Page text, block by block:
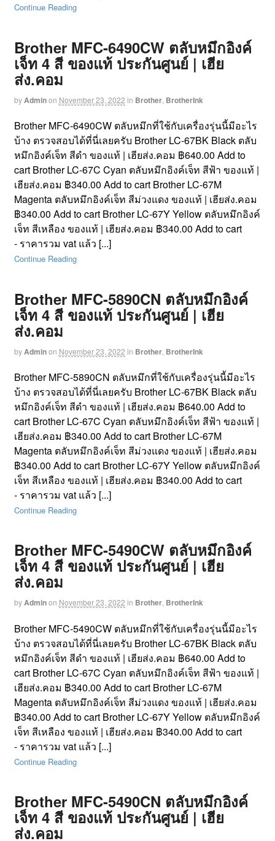
Continue Reading
Brother MFC-6490CW ตลับหมึกอิงค์
เจ็ท 4 สี ของแท้ ประกันศูนย์ | เฮีย
ส่ง.คอม
byAdminon November 23, 2022 in Brother, BrotherInk
Brother MFC-6490CW ตลับหมึกที่ใช้กับเครื่องรุ่นนี้มีอะไร
บ้าง ตรวจสอบได้ที่นี่เลยครับ Brother LC-67BK Black ตลับ
หมึกอิงค์เจ็ท สีดำ ของแท้ | เฮียส่ง.คอม ฿640.00 Add to
cart Brother LC-67C Cyan ตลับหมึกอิงค์เจ็ท สีฟ้า ของแท้ |
เฮียส่ง.คอม ฿340.00 Add to cart Brother LC-67M
Magenta ตลับหมึกอิงค์เจ็ท สีม่วงแดง ของแท้ | เฮียส่ง.คอม
฿340.00 Add to cart Brother LC-67Y Yellow ตลับหมึกอิงค์
เจ็ท สีเหลือง ของแท้ | เฮียส่ง.คอม ฿340.00 Add to cart
- ราคารวม vat แล้ว [...]
Continue Reading
Brother MFC-5890CN ตลับหมึกอิงค์
เจ็ท 4 สี ของแท้ ประกันศูนย์ | เฮีย
ส่ง.คอม
byAdminon November 23, 2022 in Brother, BrotherInk
Brother MFC-5890CN ตลับหมึกที่ใช้กับเครื่องรุ่นนี้มีอะไร
บ้าง ตรวจสอบได้ที่นี่เลยครับ Brother LC-67BK Black ตลับ
หมึกอิงค์เจ็ท สีดำ ของแท้ | เฮียส่ง.คอม ฿640.00 Add to
cart Brother LC-67C Cyan ตลับหมึกอิงค์เจ็ท สีฟ้า ของแท้ |
เฮียส่ง.คอม ฿340.00 Add to cart Brother LC-67M
Magenta ตลับหมึกอิงค์เจ็ท สีม่วงแดง ของแท้ | เฮียส่ง.คอม
฿340.00 Add to cart Brother LC-67Y Yellow ตลับหมึกอิงค์
เจ็ท สีเหลือง ของแท้ | เฮียส่ง.คอม ฿340.00 Add to cart
- ราคารวม vat แล้ว [...]
Continue Reading
Brother MFC-5490CW ตลับหมึกอิงค์
เจ็ท 4 สี ของแท้ ประกันศูนย์ | เฮีย
ส่ง.คอม
byAdminon November 23, 2022 in Brother, BrotherInk
Brother MFC-5490CW ตลับหมึกที่ใช้กับเครื่องรุ่นนี้มีอะไร
บ้าง ตรวจสอบได้ที่นี่เลยครับ Brother LC-67BK Black ตลับ
หมึกอิงค์เจ็ท สีดำ ของแท้ | เฮียส่ง.คอม ฿640.00 Add to
cart Brother LC-67C Cyan ตลับหมึกอิงค์เจ็ท สีฟ้า ของแท้ |
เฮียส่ง.คอม ฿340.00 Add to cart Brother LC-67M
Magenta ตลับหมึกอิงค์เจ็ท สีม่วงแดง ของแท้ | เฮียส่ง.คอม
฿340.00 Add to cart Brother LC-67Y Yellow ตลับหมึกอิงค์
เจ็ท สีเหลือง ของแท้ | เฮียส่ง.คอม ฿340.00 Add to cart
- ราคารวม vat แล้ว [...]
Continue Reading
Brother MFC-5490CN ตลับหมึกอิงค์
เจ็ท 4 สี ของแท้ ประกันศูนย์ | เฮีย
ส่ง.คอม